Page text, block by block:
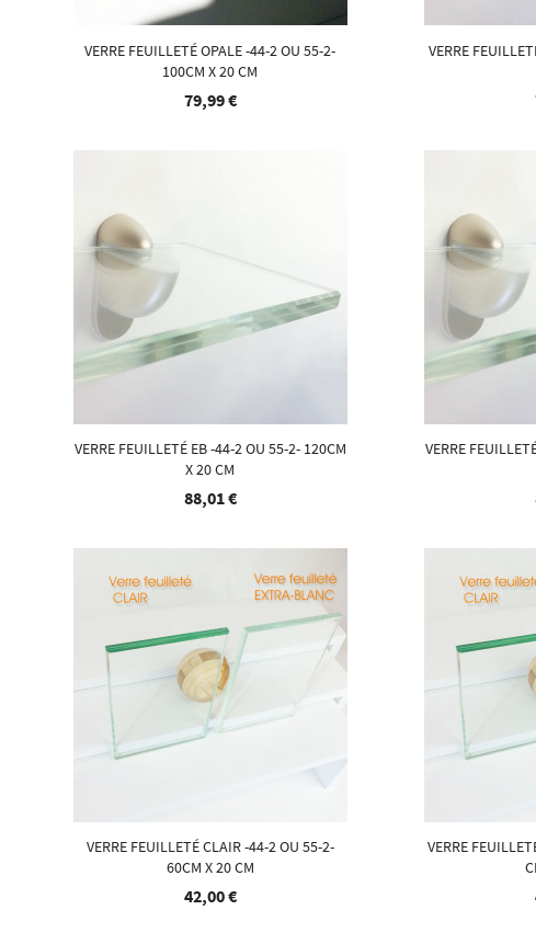
VERRE FEUILLETÉ OPALE -44-2 OU 55-2-
100CM X 20 CM
79,99 €
VERRE
VERRE FEUILLETÉ EB -44-2 OU 55-2- 120CM
X 20 CM
88,01 €
VERRE
VERRE FEUILLETÉ CLAIR -44-2 OU 55-2-
60CM X 20 CM
42,00 €
VERRE